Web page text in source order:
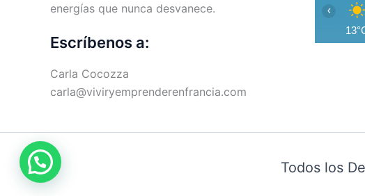
energías que nunca desvanece.
Escríbenos a:
Carla Cocozza
carla@viviryemprenderenfrancia.com
‹
Todos los